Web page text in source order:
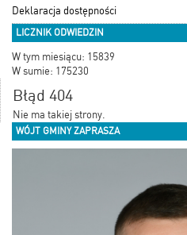
Deklaracja dostępności
LICZNIK ODWIEDZIN
W tym miesiącu: 15839
W sumie: 175230
Błąd 404
Nie ma takiej strony.
WÓJT GMINY ZAPRASZA